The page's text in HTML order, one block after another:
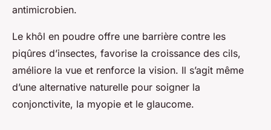
antimicrobien.
Le khôl en poudre offre une barrière contre les
piqûres d’insectes, favorise la croissance des cils,
améliore la vue et renforce la vision. Il s’agit même
d’une alternative naturelle pour soigner la
conjonctivite, la myopie et le glaucome.